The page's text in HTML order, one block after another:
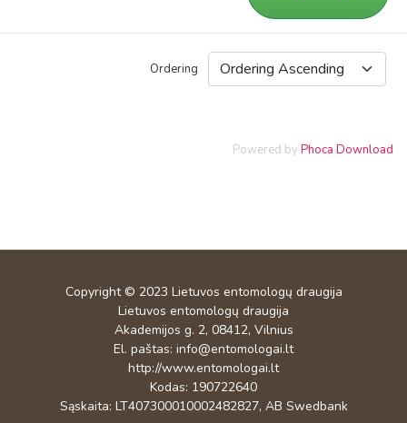
Ordering
Powered by Phoca Download
Copyright © 2023 Lietuvos entomologų draugija
Lietuvos entomologų draugija
Akademijos g. 2, 08412, Vilnius
El. paštas: info@entomologai.lt
http://www.entomologai.lt
Kodas: 190722640
Sąskaita: LT407300010002482827, AB Swedbank